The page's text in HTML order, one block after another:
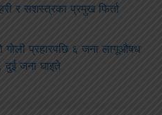
र सशस्त्रका प्रमुख फिर्ता
गोली प्रहारपछि ६ जना लागूऔषध
दुई जना घाइते